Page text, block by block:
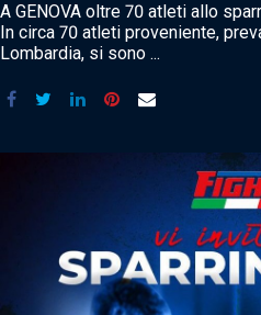
A GENOVA oltre 70 atleti allo
In circa 70 atleti proveniente,
Lombardia, si sono ...